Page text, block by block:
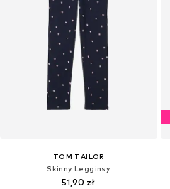
TOM TAILOR
Skinny Legginsy
51,90 zł